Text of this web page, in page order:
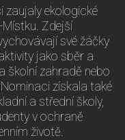
zaujaly ekologické
Zdejší
své žáčky
jako sběr a
školní zahradě nebo
získala také
a střední školy,
v ochraně
životě.